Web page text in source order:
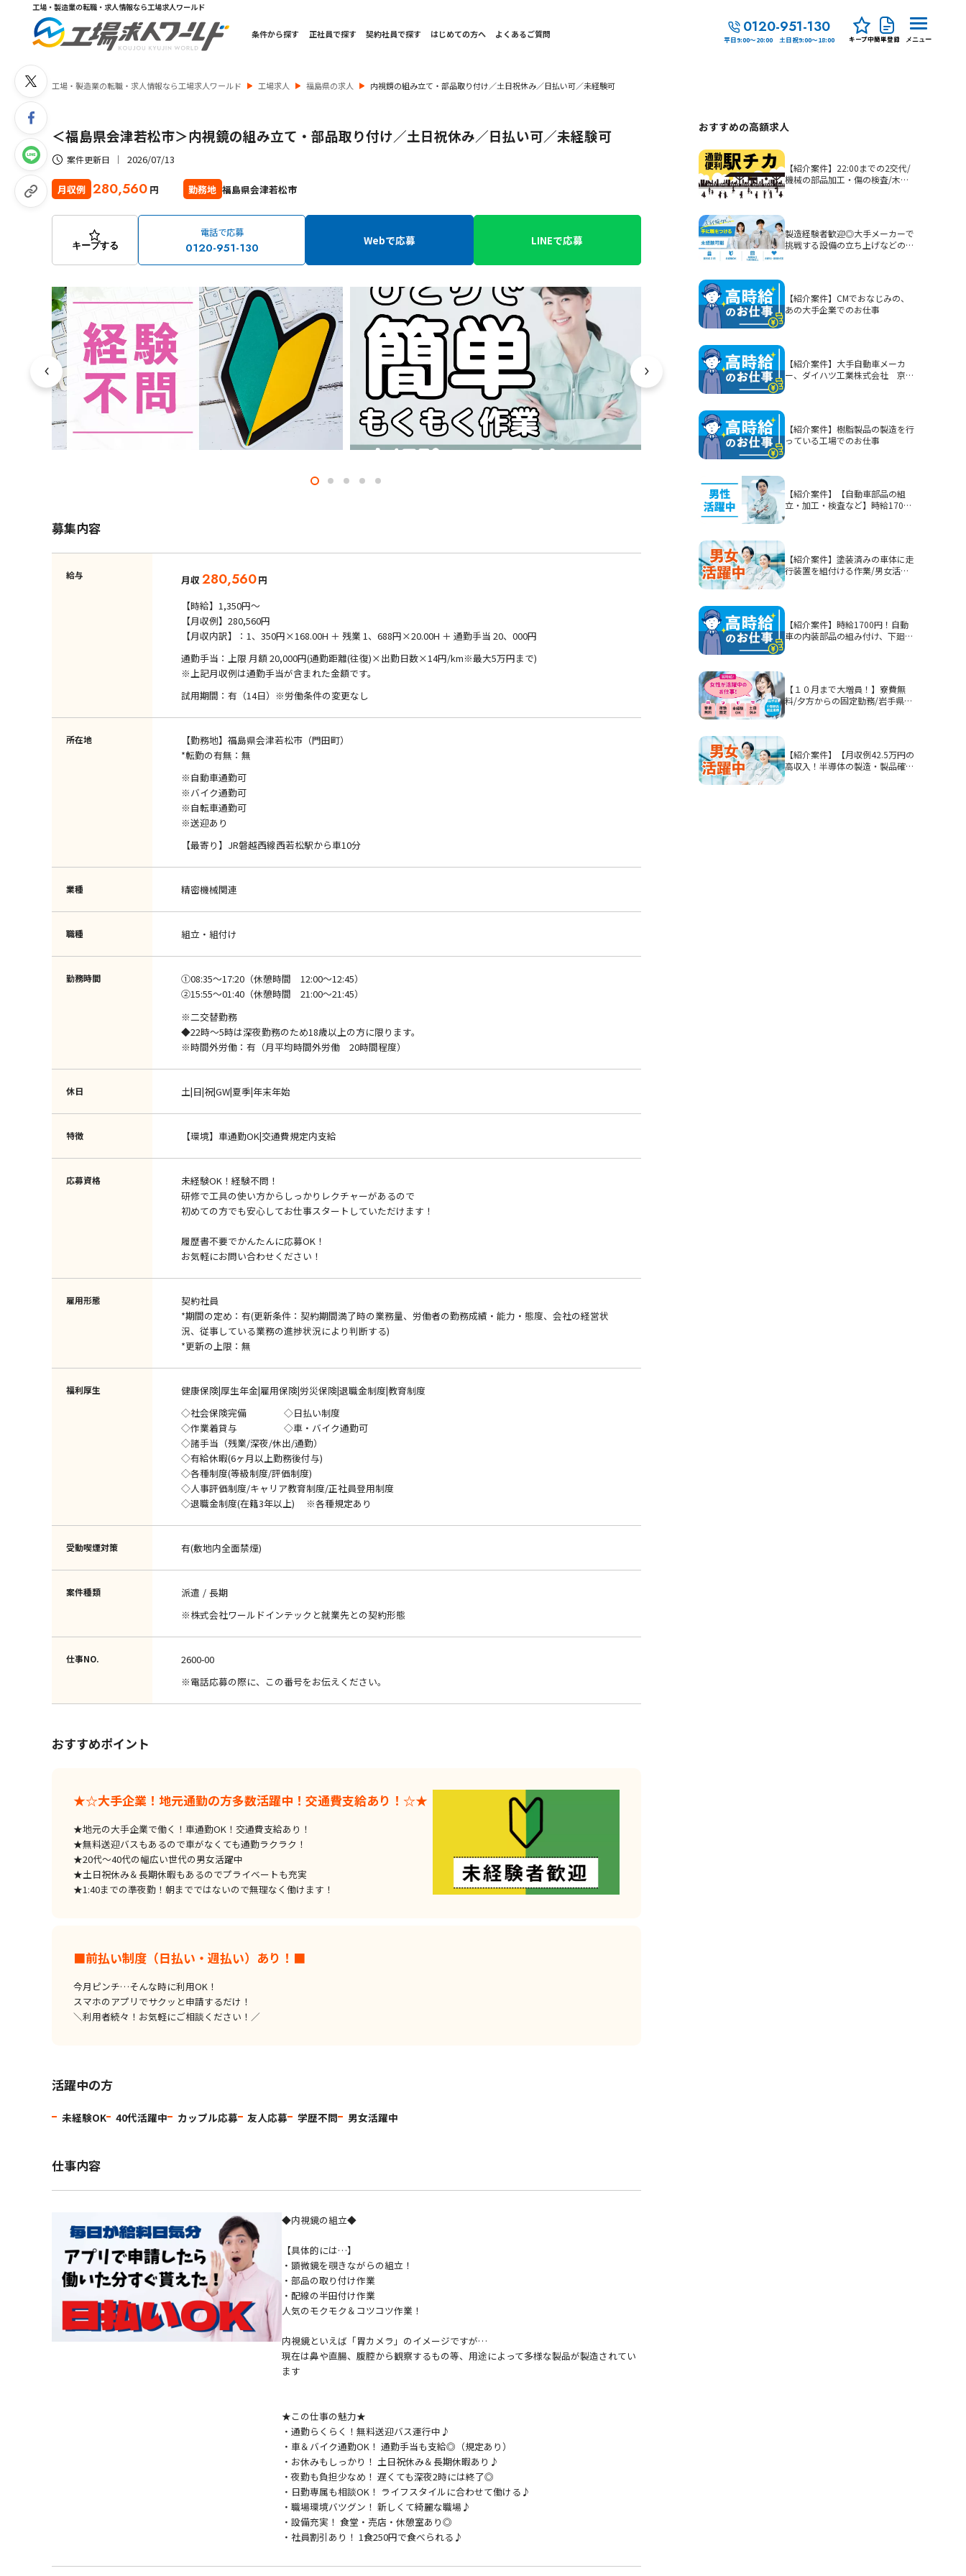
工場・製造業の転職・求人情報なら工場求人ワールド
条件から探す 正社員で探す 契約社員で探す はじめての方へ よくあるご質問 0120-951-130
平日9:00～20:00 土日祝9:00～18:00 キープ中簡単登録 メニュー
工場・製造業の転職・求人情報なら工場求人ワールド 工場求人 福島県の求人 内視鏡の組み立て・部品取り付け／土日祝休み／日払い可／未経験可
＜福島県会津若松市＞内視鏡の組み立て・部品取り付け／土日祝休み／日払い可／未経験可
案件更新日 2026/07/13
月収例 280,560 円 勤務地 福島県会津若松市
キープする
電話で応募
0120-951-130 Webで応募 LINEで応募
募集内容
給与 月収 280,560円
【時給】1,350円～
【月収例】280,560円
【月収内訳】：1、350円×168.00H ＋ 残業 1、688円×20.00H ＋ 通勤手当 20、000円
通勤手当：上限 月額 20,000円(通勤距離(往復)×出勤日数×14円/km※最大5万円まで)
※上記月収例は通勤手当が含まれた金額です。
試用期間：有（14日）※労働条件の変更なし
所在地
【勤務地】福島県会津若松市（門田町）
*転勤の有無：無
※自動車通勤可
※バイク通勤可
※自転車通勤可
※送迎あり
【最寄り】JR磐越西線西若松駅から車10分
業種 精密機械関連
職種 組立・組付け
勤務時間
①08:35～17:20（休憩時間 12:00～12:45）
②15:55～01:40（休憩時間 21:00～21:45）
※二交替勤務
◆22時～5時は深夜勤務のため18歳以上の方に限ります。
※時間外労働：有（月平均時間外労働 20時間程度）
休日 土|日|祝|GW|夏季|年末年始
特徴 【環境】車通勤OK|交通費規定内支給
応募資格
未経験OK！経験不問！
研修で工具の使い方からしっかりレクチャーがあるので
初めての方でも安心してお仕事スタートしていただけます！
履歴書不要でかんたんに応募OK！
お気軽にお問い合わせください！
雇用形態
契約社員
*期間の定め：有(更新条件：契約期間満了時の業務量、労働者の勤務成績・能力・態度、会社の経営状
況、従事している業務の進捗状況により判断する)
*更新の上限：無
福利厚生
健康保険|厚生年金|雇用保険|労災保険|退職金制度|教育制度
◇社会保険完備 ◇日払い制度
◇作業着貸与 ◇車・バイク通勤可
◇諸手当（残業/深夜/休出/通勤）
◇有給休暇(6ヶ月以上勤務後付与)
◇各種制度(等級制度/評価制度)
◇人事評価制度/キャリア教育制度/正社員登用制度
◇退職金制度(在籍3年以上) ※各種規定あり
受動喫煙対策 有(敷地内全面禁煙)
案件種類 派遣
長期
※株式会社ワールドインテックと就業先との契約形態
仕事NO.
2600-00
※電話応募の際に、この番号をお伝えください。
おすすめポイント
★☆大手企業！地元通勤の方多数活躍中！交通費支給あり！☆★
★地元の大手企業で働く！車通勤OK！交通費支給あり！
★無料送迎バスもあるので車がなくても通勤ラクラク！
★20代～40代の幅広い世代の男女活躍中
★土日祝休み＆長期休暇もあるのでプライベートも充実
★1:40までの準夜勤！朝までではないので無理なく働けます！
■前払い制度（日払い・週払い）あり！■
今月ピンチ…そんな時に利用OK！
スマホのアプリでサクッと申請するだけ！
＼利用者続々！お気軽にご相談ください！／
活躍中の方
未経験OK 40代活躍中 カップル応募 友人応募 学歴不問 男女活躍中
仕事内容
◆内視鏡の組立◆
【具体的には…】
・顕微鏡を覗きながらの組立！
・部品の取り付け作業
・配線の半田付け作業
人気のモクモク＆コツコツ作業！
内視鏡といえば「胃カメラ」のイメージですが…
現在は鼻や直腸、腹腔から観察するもの等、用途によって多様な製品が製造されてい
ます
★この仕事の魅力★
・通勤らくらく！無料送迎バス運行中♪
・車＆バイク通勤OK！ 通勤手当も支給◎（規定あり）
・お休みもしっかり！ 土日祝休み＆長期休暇あり♪
・夜勤も負担少なめ！ 遅くても深夜2時には終了◎
・日勤専属も相談OK！ ライフスタイルに合わせて働ける♪
・職場環境バツグン！ 新しくて綺麗な職場♪
・設備充実！ 食堂・売店・休憩室あり◎
・社員割引あり！ 1食250円で食べられる♪
おすすめの高額求人
【紹介案件】22:00までの2交代/
機械の部品加工・傷の検査/木津
製造経験者歓迎◎大手メーカーで
挑戦する設備の立ち上げなどの生
【紹介案件】CMでおなじみの、
あの大手企業でのお仕事
【紹介案件】大手自動車メーカ
ー、ダイハツ工業株式会社 京都
【紹介案件】樹脂製品の製造を行
っている工場でのお仕事
【紹介案件】【自動車部品の組
立・加工・検査など】時給1700
【紹介案件】塗装済みの車体に走
行装置を組付ける作業/男女活躍
【紹介案件】時給1700円！自動
車の内装部品の組み付け、下廻り
【１０月まで大増員！】寮費無
料/夕方からの固定勤務/岩手県釜
【紹介案件】【月収例42.5万円の
高収入！半導体の製造・製品確